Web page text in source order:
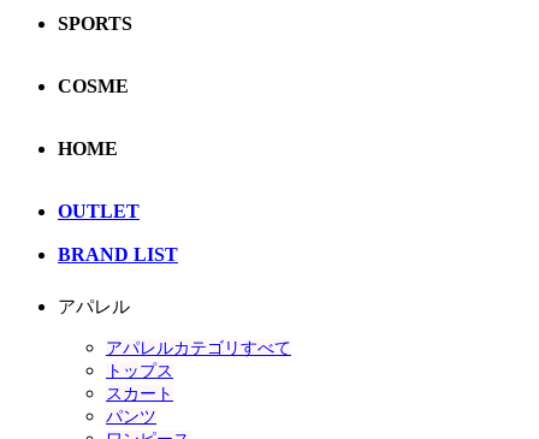
SPORTS
COSME
HOME
OUTLET
BRAND LIST
アパレル
アパレルカテゴリすべて
トップス
スカート
パンツ